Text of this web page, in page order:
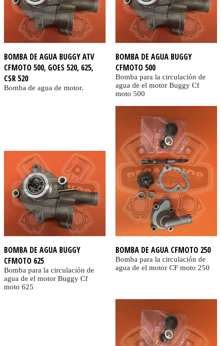
BOMBA DE AGUA BUGGY ATV
CFMOTO 500, GOES 520, 625,
CSR 520
Bomba de agua de motor.
BOMBA DE AGUA BUGGY
CFMOTO 500
Bomba para la circulación de
agua de el motor Buggy Cf
moto 500
BOMBA DE AGUA BUGGY
CFMOTO 625
Bomba para la circulación de
agua de el motor Buggy Cf
moto 625
BOMBA DE AGUA CFMOTO 250
Bomba para la circulación de
agua de el motor CF moto 250